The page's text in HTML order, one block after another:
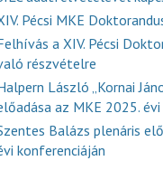
Pécsi MKE
a XIV. Pécsi
részvételre
László „Kornai
az MKE 2025.
Balázs plenáris
konferenciáján